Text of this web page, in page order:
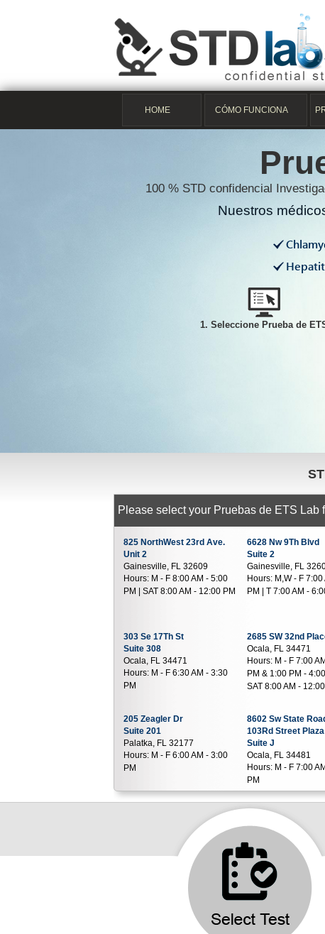
HOME CÓMO FUNCIONA
100 % STD confidencial
Nuestros
1. Seleccione Prueba de
Please select your Pruebas de ETS Lab
825 NorthWest 23rd Ave.
Unit 2
Gainesville, FL 32609
Hours: M - F 8:00 AM - 5:00
PM | SAT 8:00 AM - 12:00 PM
6628 Nw 9Th Blvd
Suite 2
Gainesville, FL
Hours: M,W - F
PM | T 7:00 AM -
303 Se 17Th St
Suite 308
Ocala, FL 34471
Hours: M - F 6:30 AM - 3:30
PM
2685 SW 32nd
Ocala, FL 34471
Hours: M - F 7:00
PM & 1:00 PM - 4:00
SAT 8:00 AM -
205 Zeagler Dr
Suite 201
Palatka, FL 32177
Hours: M - F 6:00 AM - 3:00
PM
8602 Sw State
103Rd Street Plaza
Suite J
Ocala, FL 34481
Hours: M - F 7:00
PM
Dunnellon, FL 34432
M - F 6:30 AM - 12:00
PM & 1:00 PM - 3:30 PM
1680 Eagle Harbor
Suite B
Orange Park, FL
Hours:
M - F 7:00
PM